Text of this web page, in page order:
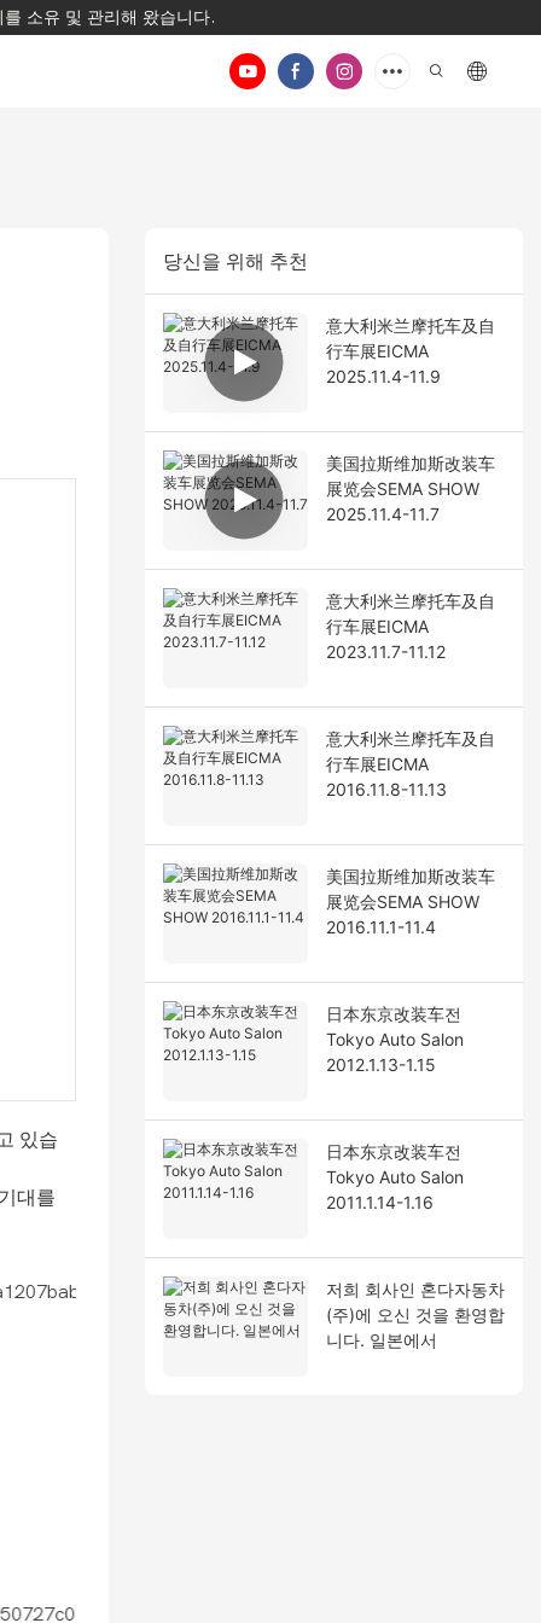
소유 및 관리해 왔습니다.
있습
대를
당신을 위해 추천
意大利米兰摩托车及自
行车展EICMA
2025.11.4-11.9
美国拉斯维加斯改装车
展览会SEMA SHOW
2025.11.4-11.7
意大利米兰摩托车及自
行车展EICMA
2023.11.7-11.12
意大利米兰摩托车及自
行车展EICMA
2016.11.8-11.13
美国拉斯维加斯改装车
展览会SEMA SHOW
2016.11.1-11.4
日本东京改装车전
Tokyo Auto Salon
2012.1.13-1.15
日本东京改装车전
Tokyo Auto Salon
2011.1.14-1.16
저희 회사인 혼다자동차
(주)에 오신 것을 환영합
니다. 일본에서